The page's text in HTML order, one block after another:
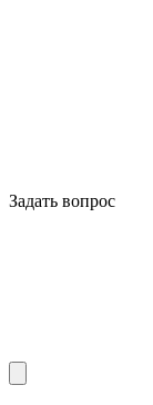
Задать вопрос